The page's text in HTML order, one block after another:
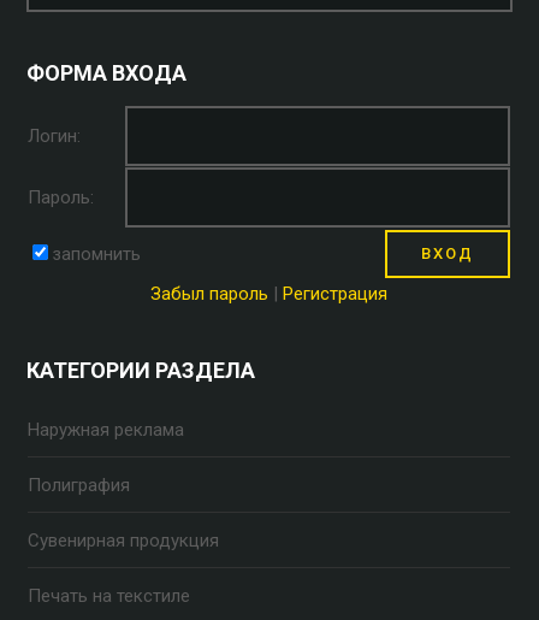
ФОРМА ВХОДА
Логин:
Пароль:
запомнить
Забыл пароль
Регистрация
КАТЕГОРИИ РАЗДЕЛА
Наружная реклама
Полиграфия
Сувенирная продукция
Печать на текстиле